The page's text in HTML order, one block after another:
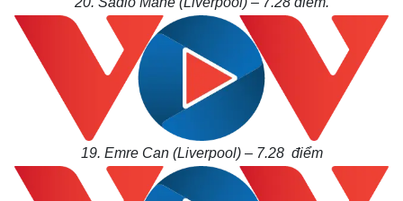
19. Emre Can (Liverpool) – 7.28 điểm